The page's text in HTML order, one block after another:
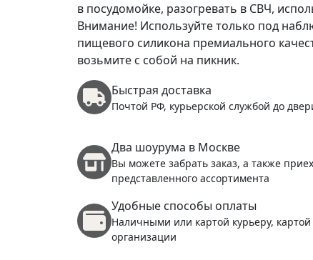
в посудомойке, разогревать в СВЧ,
Внимание! Используйте только под
пищевого силикона премиального
возьмите с собой на пикник.
Быстрая доставка
Почтой РФ, курьерской службой до
Два шоурума в Москве
Вы можете забрать заказ, а также
представленного ассортимента
Удобные способы оплаты
Наличными или картой курьеру,
организации